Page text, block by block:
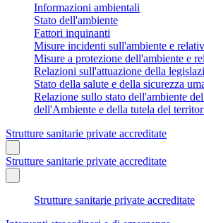
Informazioni ambientali
Stato dell'ambiente
Fattori inquinanti
Misure incidenti sull'ambiente e
Misure a protezione dell'ambiente e
Relazioni sull'attuazione della
Stato della salute e della sicurezza
Relazione sullo stato dell'ambiente
dell'Ambiente e della tutela del
Strutture sanitarie private accreditate
Strutture sanitarie private accreditate
Strutture sanitarie private accreditate